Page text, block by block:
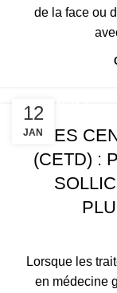
de la face ou
12
JAN
LES
(CETD) :
Lorsque les
en médecine